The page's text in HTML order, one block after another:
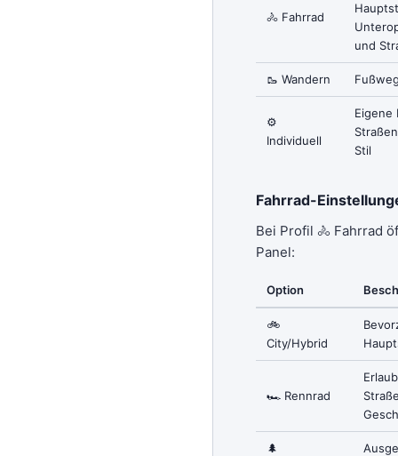
🚴 Fahrrad
und
🥾 Wandern
⚙️
Individuell
Eigene
Stil
Fahrrad-
Bei Profil 🚴 Fahrrad
Panel:
Option
🚲
City/Hybrid
🏎 Rennrad
🌲